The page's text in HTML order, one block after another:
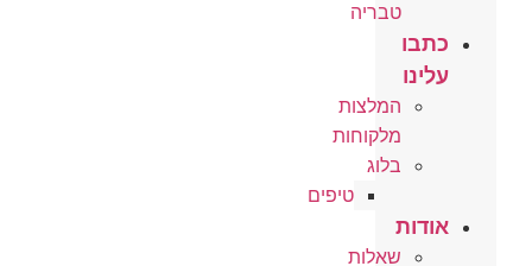
טבריה
כתבו
עלינו
המלצות
מלקוחות
בלוג
טיפים
אודות
שאלות